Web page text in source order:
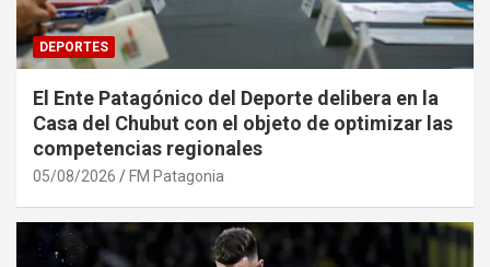
DEPORTES
El Ente Patagónico del Deporte delibera en la
Casa del Chubut con el objeto de optimizar las
competencias regionales
05/08/2026 FM Patagonia